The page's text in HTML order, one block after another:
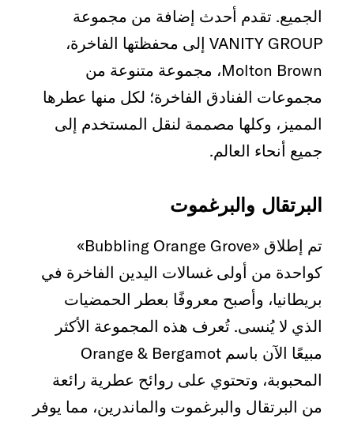
الجميع. تقدم أحدث إضافة من مجموعة
VANITY GROUP إلى محفظتها الفاخرة،
Molton Brown، مجموعة متنوعة من
مجموعات الفنادق الفاخرة؛ لكل منها عطرها
المميز، وكلها مصممة لنقل المستخدم إلى
جميع أنحاء العالم.
البرتقال والبرغموت
تم إطلاق «Bubbling Orange Grove»
كواحدة من أولى غسالات اليدين الفاخرة في
بريطانيا، وأصبح معروفًا بعطر الحمضيات
الذي لا يُنسى. تُعرف هذه المجموعة الأكثر
مبيعًا الآن باسم Orange & Bergamot
المحبوبة، وتحتوي على روائح عطرية رائعة
من البرتقال والبرغموت والماندرين، مما يوفر